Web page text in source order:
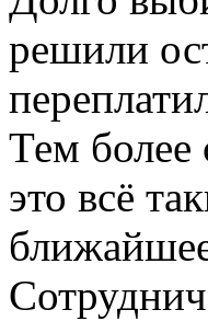
решили
Тем более
это всё